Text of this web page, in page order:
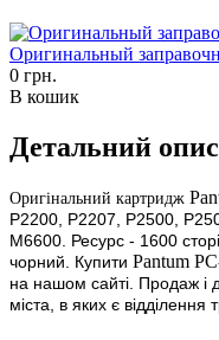
Оригинальный
0 грн.
В кошик
Детальний опис
Оригінальний картридж
P2200, P2207, P2500,
M6600 . Ресурс - 1600
чорний. Купити Pantum
на нашом сайті. Продаж і
міста, в яких є